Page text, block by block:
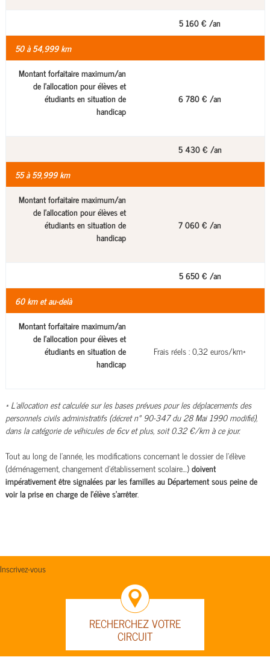
5 160 € /an
50 à 54,999 km
Montant forfaitaire maximum/an
de l'allocation pour élèves et
étudiants en situation de
handicap
6 780 € /an
5 430 € /an
55 à 59,999 km
Montant forfaitaire maximum/an
de l'allocation pour élèves et
étudiants en situation de
handicap
7 060 € /an
5 650 € /an
60 km et au-delà
Montant forfaitaire maximum/an
de l'allocation pour élèves et
étudiants en situation de
handicap
Frais réels : 0,32 euros/km*
* L’allocation est calculée sur les bases prévues pour les déplacements des
personnels civils administratifs (décret n° 90-347 du 28 Mai 1990 modifié),
dans la catégorie de véhicules de 6cv et plus, soit 0.32 €/km à ce jour.
Tout au long de l’année, les modifications concernant le dossier de l’élève
(déménagement, changement d’établissement scolaire…)doivent
impérativement être signalées par les familles au Département sous peine de
voir la prise en charge de l’élève s’arrêter.
Inscrivez-vous
RECHERCHEZ VOTRE
CIRCUIT